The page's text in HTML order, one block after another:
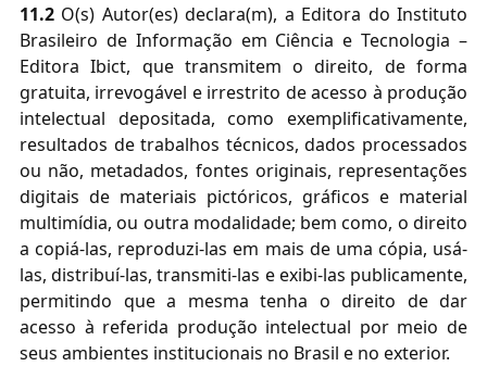
11.2 O(s) Autor(es) declara(m), a Editora do Instituto
Brasileiro de Informação em Ciência e Tecnologia –
Editora Ibict, que transmitem o direito, de forma
gratuita, irrevogável e irrestrito de acesso à produção
intelectual depositada, como exemplificativamente,
resultados de trabalhos técnicos, dados processados
ou não, metadados, fontes originais, representações
digitais de materiais pictóricos, gráficos e material
multimídia, ou outra modalidade; bem como, o direito
a copiá-las, reproduzi-las em mais de uma cópia, usá-
las, distribuí-las, transmiti-las e exibi-las publicamente,
permitindo que a mesma tenha o direito de dar
acesso à referida produção intelectual por meio de
seus ambientes institucionais no Brasil e no exterior.